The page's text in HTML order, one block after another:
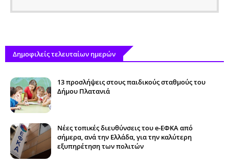
Δημοφιλείς τελευταίων ημερών
13 προσλήψεις στους παιδικούς σταθμούς του
Δήμου Πλατανιά
Νέες τοπικές διευθύνσεις του e-ΕΦΚΑ από
σήμερα, ανά την Ελλάδα, για την καλύτερη
εξυπηρέτηση των πολιτών